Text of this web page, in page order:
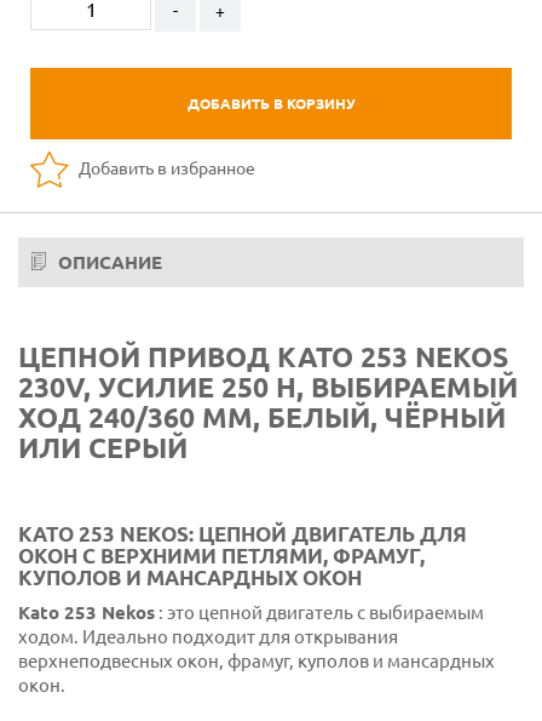
- +
ДОБАВИТЬ В КОРЗИНУ
Добавить в избранное
ОПИСАНИЕ
ЦЕПНОЙ ПРИВОД KATO 253 NEKOS
230V, УСИЛИЕ 250 Н, ВЫБИРАЕМЫЙ
ХОД 240/360 ММ, БЕЛЫЙ, ЧЁРНЫЙ
ИЛИ СЕРЫЙ
KATO 253 NEKOS: ЦЕПНОЙ ДВИГАТЕЛЬ ДЛЯ
ОКОН С ВЕРХНИМИ ПЕТЛЯМИ, ФРАМУГ,
КУПОЛОВ И МАНСАРДНЫХ ОКОН
Kato 253 Nekos : это цепной двигатель с выбираемым
ходом. Идеально подходит для открывания
верхнеподвесных окон, фрамуг, куполов и мансардных
окон.